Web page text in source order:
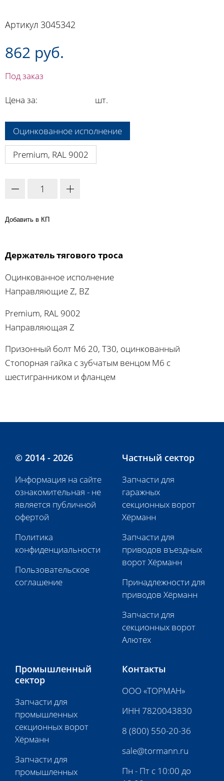
Артикул 3045342
862 руб.
Под заказ
Цена за: шт.
Оцинкованное исполнение
Premium, RAL 9002
Добавить в КП
Держатель тягового троса
Оцинкованное исполнение
Направляющие Z, BZ
Premium, RAL 9002
Направляющая Z
Призонный болт M6 20, T30, оцинкованный
Стопорная гайка с зубчатым венцом M6 с
шестигранником и фланцем
© 2014 - 2026
Информация на сайте
ознакомительная - не
является публичной
офертой
Политика
конфиденциальности
Пользовательское
соглашение
Частный сектор
Запчасти для
гаражных
секционных ворот
Хёрманн
Запчасти для
приводов въездных
ворот Хёрманн
Принадлежности для
приводов Хёрманн
Запчасти для
секционных ворот
Алютех
Промышленный
сектор
Запчасти для
промышленных
секционных ворот
Хёрманн
Запчасти для
промышленных
Контакты
ООО «ТОРМАН»
ИНН 7820043830
8 (800) 550-20-36
sale@tormann.ru
Пн - Пт с 10:00 до